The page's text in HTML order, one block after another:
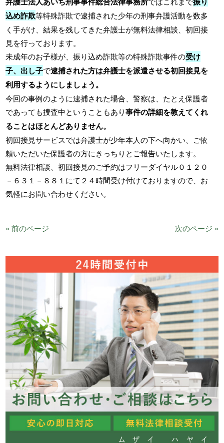
込め詐欺等特殊詐欺で逮捕された少年の刑事弁護活動を数多
く手がけ、結果を残してきた弁護士が無料法律相談、初回接
見を行っております。
未成年のお子様が、振り込め詐欺等の特殊詐欺事件の受け
子、出し子で逮捕された方は弁護士を派遣させる初回接見を
利用するようにしましょう。
今回の事例のように逮捕された場合、警察は、たとえ保護者
であっても捜査中ということもあり事件の詳細を教えてくれ
ることはほとんどありません。
初回接見サービスでは弁護士が少年本人の下へ向かい、ご依
頼いただいた保護者の方にきっちりとご報告いたします。
無料法律相談、初回接見のご予約はフリーダイヤル０１２０
－６３１－８８１にて２４時間受け付けておりますので、お
気軽にお問い合わせください。
« 前のページ 次のページ »